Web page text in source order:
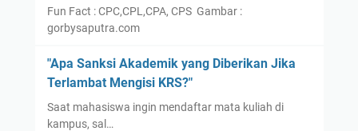
Fun Fact : CPC,CPL,CPA, CPS Gambar :
gorbysaputra.com
"Apa Sanksi Akademik yang Diberikan Jika
Terlambat Mengisi KRS?"
Saat mahasiswa ingin mendaftar mata kuliah di
kampus, sal…